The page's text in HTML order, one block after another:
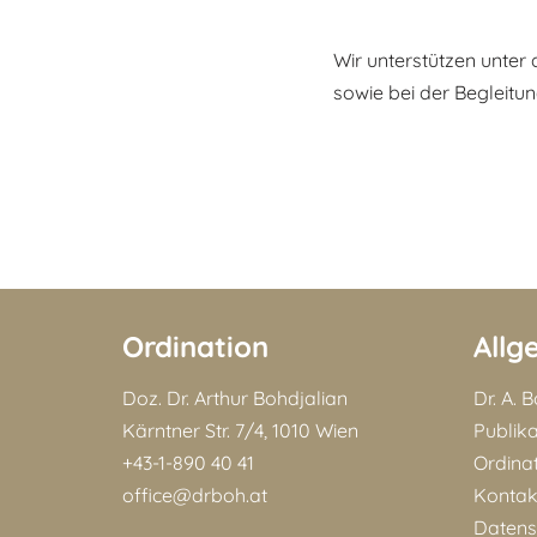
Wir unterstützen unter
sowie bei der
Ordination
Doz. Dr. Arthur Bohdjalian
Kärntner Str. 7/4, 1010 Wien
+43-1-890 40 41
office@drboh.at
Dr. A.